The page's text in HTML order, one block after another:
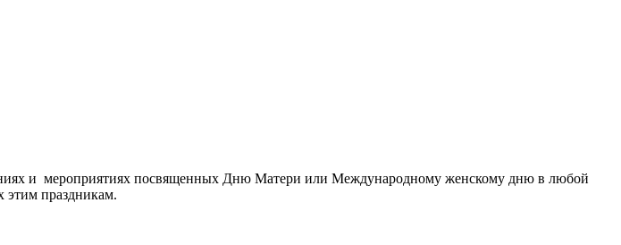
и мероприятиях посвященных Дню Матери или Международному женскому дню в любой
этим праздникам.